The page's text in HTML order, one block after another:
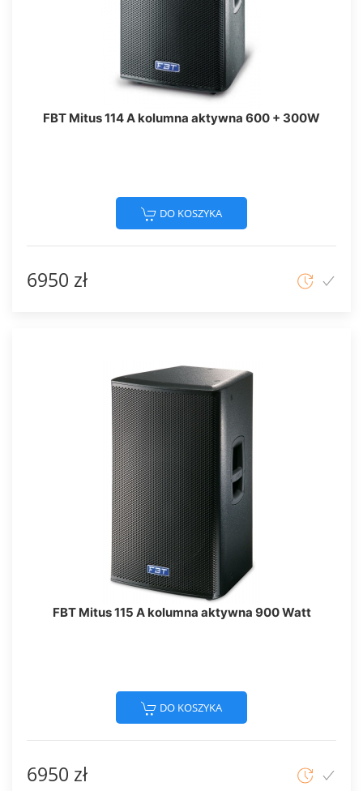
FBT Mitus 114 A kolumna aktywna 600 + 300W
DO KOSZYKA
6950 zł
FBT Mitus 115 A kolumna aktywna 900 Watt
DO KOSZYKA
6950 zł